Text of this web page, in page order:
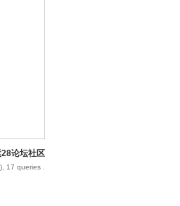
论坛社区
17 queries .